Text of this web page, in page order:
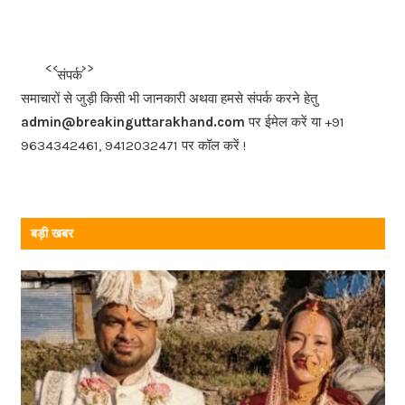
b
o
o
k
संपर्क
समाचारों से जुड़ी किसी भी जानकारी अथवा हमसे संपर्क करने हेतु
admin@breakinguttarakhand.com पर ईमेल करें या +91
9634342461, 9412032471 पर कॉल करें !
बड़ी खबर